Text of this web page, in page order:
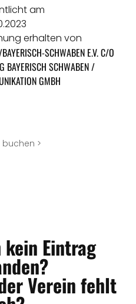
am
erhalten von
SCHWABEN E.V. C/O
BAYERISCH SCHWABEN /
GMBH
buchen >
Eintrag
Verein fehlt